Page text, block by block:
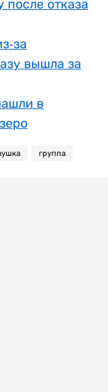
отказа
за
вышла за
в
группа